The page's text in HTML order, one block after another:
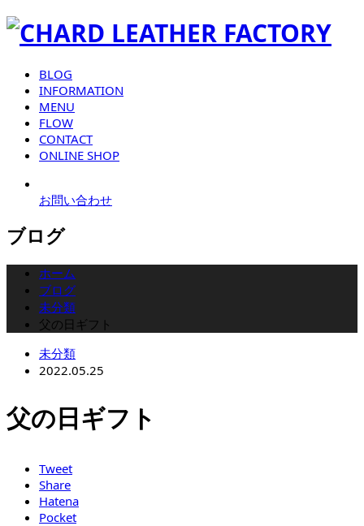
BLOG
INFORMATION
MENU
FLOW
CONTACT
ONLINE SHOP
お問い合わせ
ブログ
ホーム
ブログ
未分類
父の日ギフト
未分類
2022.05.25
父の日ギフト
Tweet
Share
Hatena
Pocket